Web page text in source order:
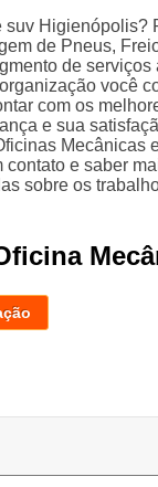
Higienópolis?
de Pneus,
de
você
com os
e sua
Mecânicas
e saber
sobre os